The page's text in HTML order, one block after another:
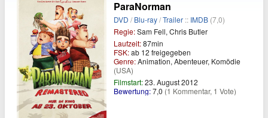
ParaNorman
DVD /Blu-ray/Trailer :: IMDB (7,0)
Regie:Sam Fell, Chris Butler
Laufzeit:87min
FSK:ab 12 freigegeben
Genre:Animation, Abenteuer, Komödie
(USA)
Filmstart:23. August 2012
Bewertung:7,0 (1 Kommentar, 1 Vote)